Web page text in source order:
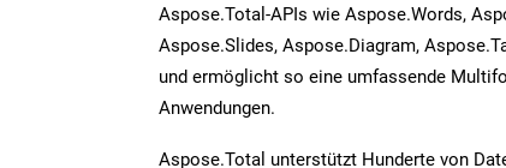
Aspose.Total-APIs wie Aspose.Words,
Aspose.Slides, Aspose.Diagram,
und ermöglicht so eine umfassende
Anwendungen.
Aspose.Total unterstützt Hunderte von